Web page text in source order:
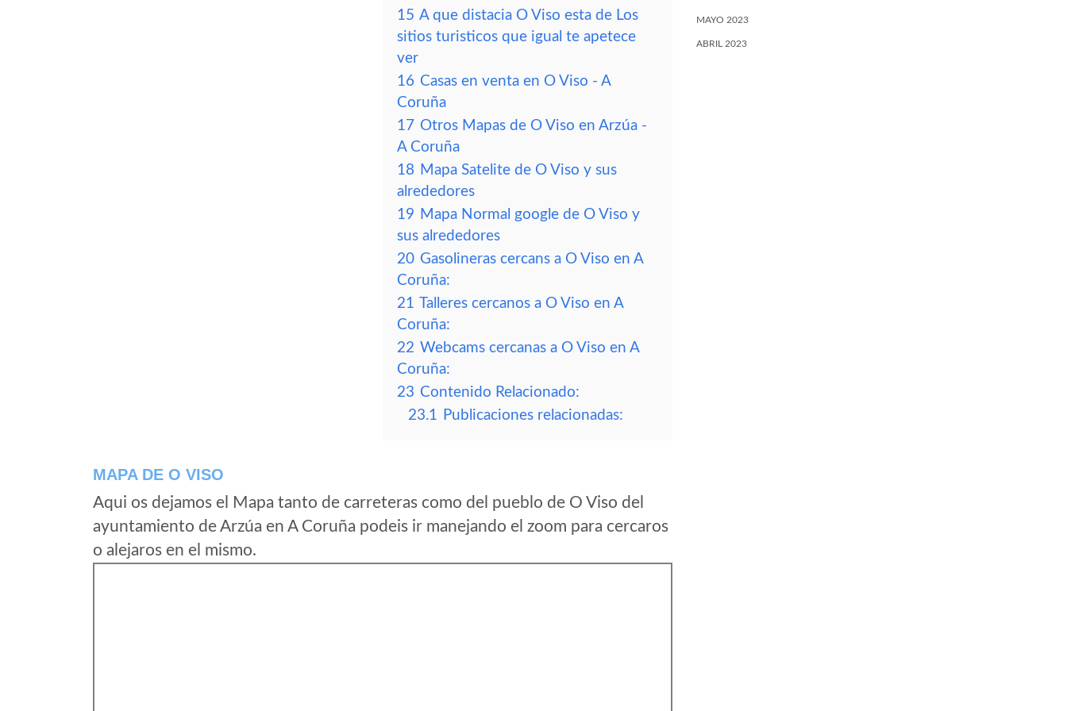
15 A que distacia O Viso esta de Los
sitios turisticos que igual te apetece
ver
16 Casas en venta en O Viso - A
Coruña
17 Otros Mapas de O Viso en Arzúa -
A Coruña
18 Mapa Satelite de O Viso y sus
alrededores
19 Mapa Normal google de O Viso y
sus alrededores
20 Gasolineras cercans a O Viso en A
Coruña:
21 Talleres cercanos a O Viso en A
Coruña:
22 Webcams cercanas a O Viso en A
Coruña:
23 Contenido Relacionado:
23.1 Publicaciones relacionadas:
MAPA DE O VISO
Aqui os dejamos el Mapa tanto de carreteras como del pueblo de O Viso del
ayuntamiento de Arzúa en A Coruña podeis ir manejando el zoom para cercaros
o alejaros en el mismo.
MAYO 2023
ABRIL 2023